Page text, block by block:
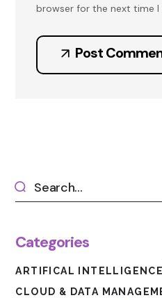
browser for the next time I
Post
Categories
ARTIFICAL INTELLIGENCE
CLOUD & DATA